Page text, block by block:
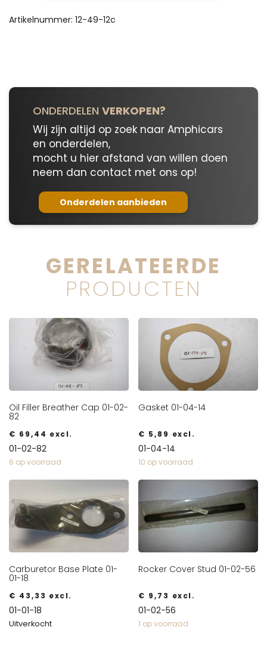
12-
Artikelnummer: 12-49-12c
ONDERDELEN VERKOPEN?
Wij zijn altijd op zoek naar Amphicars
en onderdelen,
mocht u hier afstand van willen doen
neem dan contact met ons op!
Onderdelen aanbieden
GERELATEERDE
PRODUCTEN
Oil Filler Breather Cap 01-02-
82
€ 69,44 excl.
01-02-82
6 op voorraad
Gasket 01-04-14
€ 5,89 excl.
01-04-14
10 op voorraad
Carburetor Base Plate 01-
01-18
€ 43,33 excl.
01-01-18
Uitverkocht
Rocker Cover Stud 01-02-56
€ 9,73 excl.
01-02-56
1 op voorraad